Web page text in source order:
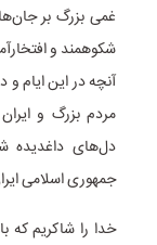
غمی بزرگ بر
شکوهمند و
آنچه در این ایام و
مردم بزرگ و
دل‌های داغدیده
جمهوری اسلامی
خدا را شاکریم که